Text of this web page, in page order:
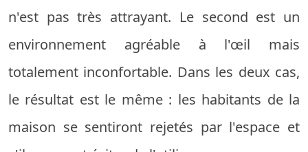
n'est pas très attrayant. Le second est un
environnement agréable à l'œil mais
totalement inconfortable. Dans les deux cas,
le résultat est le même : les habitants de la
maison se sentiront rejetés par l'espace et